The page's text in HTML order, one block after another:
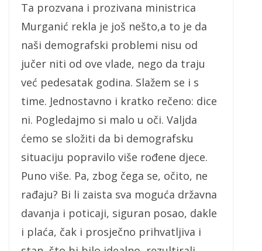
Ta prozvana i prozivana ministrica
Murganić rekla je još nešto,a to je da
naši demografski problemi nisu od
jučer niti od ove vlade, nego da traju
već pedesatak godina. Slažem se i s
time. Jednostavno i kratko rečeno: dice
ni. Pogledajmo si malo u oči. Valjda
ćemo se složiti da bi demografsku
situaciju popravilo više rođene djece.
Puno više. Pa, zbog čega se, očito, ne
rađaju? Bi li zaista sva moguća državna
davanja i poticaji, siguran posao, dakle
i plaća, čak i prosječno prihvatljiva i